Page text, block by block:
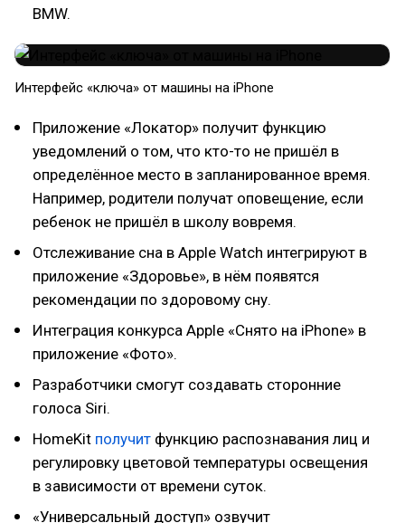
BMW.
Интерфейс «ключа» от машины на iPhone
Приложение «Локатор» получит функцию
уведомлений о том, что кто-то не пришёл в
определённое место в запланированное время.
Например, родители получат оповещение, если
ребенок не пришёл в школу вовремя.
Отслеживание сна в Apple Watch интегрируют в
приложение «Здоровье», в нём появятся
рекомендации по здоровому сну.
Интеграция конкурса Apple «Снято на iPhone» в
приложение «Фото».
Разработчики смогут создавать сторонние
голоса Siri.
HomeKit получит функцию распознавания лиц и
регулировку цветовой температуры освещения
в зависимости от времени суток.
«Универсальный доступ» озвучит